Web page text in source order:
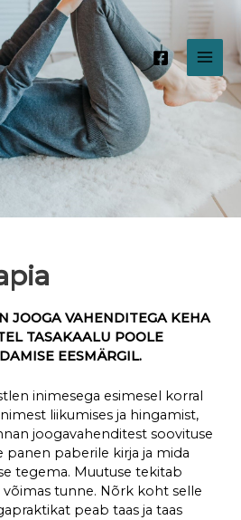
JOOGA VAHENDITEGA KEHA
TASAKAALU POOLE
EESMÄRGIL.
inimesega esimesel korral
liikumises ja hingamist,
joogavahenditest soovituse
panen paberile kirja ja mida
tegema. Muutuse tekitab
võimas tunne. Nõrk koht selle
peab taas ja taas